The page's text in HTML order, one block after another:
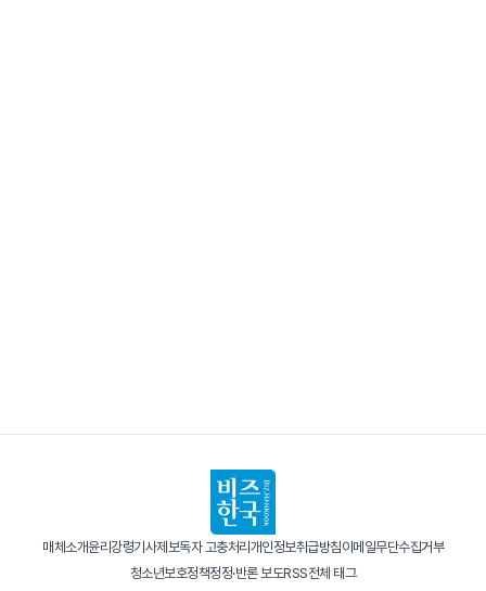
매체소개윤리강령기사제보독자 고충처리 개인정보취급방침이메일무단수집거부
청소년보호정책정정·반론 보도RSS전체 태그